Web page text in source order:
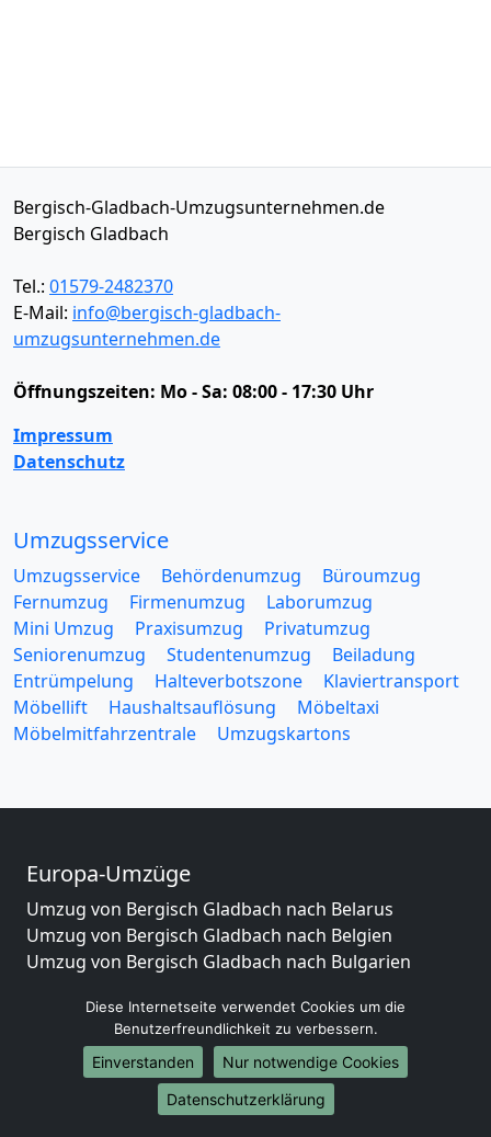
Bergisch-Gladbach-Umzugsunternehmen.de
Bergisch Gladbach
Tel.: 01579-2482370
E-Mail: info@bergisch-gladbach-
umzugsunternehmen.de
Öffnungszeiten: Mo - Sa: 08:00 - 17:30 Uhr
Impressum
Datenschutz
Umzugsservice
Umzugsservice Behördenumzug
Büroumzug
Fernumzug
Firmenumzug
Laborumzug
Mini Umzug
Praxisumzug
Privatumzug
Seniorenumzug
Studentenumzug
Beiladung
Entrümpelung
Halteverbotszone
Klaviertransport
Möbellift
Haushaltsauflösung
Möbeltaxi
Möbelmitfahrzentrale
Umzugskartons
Europa-Umzüge
Umzug von Bergisch Gladbach nach Belarus
Umzug von Bergisch Gladbach nach Belgien
Umzug von Bergisch Gladbach nach Bulgarien
Umzug von Bergisch Gladbach nach England
Umzug von Bergisch Gladbach nach Portugal
Umzug von Bergisch Gladbach nach Bosnien
und Herzegowina
Umzug von Bergisch Gladbach nach Irland
Diese Internetseite verwendet Cookies um die
Benutzerfreundlichkeit zu verbessern.
Einverstanden
Nur notwendige Cookies
Datenschutzerklärung